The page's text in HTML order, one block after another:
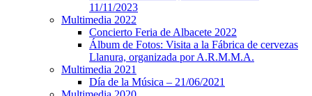
11/11/2023
Multimedia 2022
Concierto Feria de Albacete 2022
Álbum de Fotos: Visita a la Fábrica de cervezas
Llanura, organizada por A.R.M.M.A.
Multimedia 2021
Día de la Música – 21/06/2021